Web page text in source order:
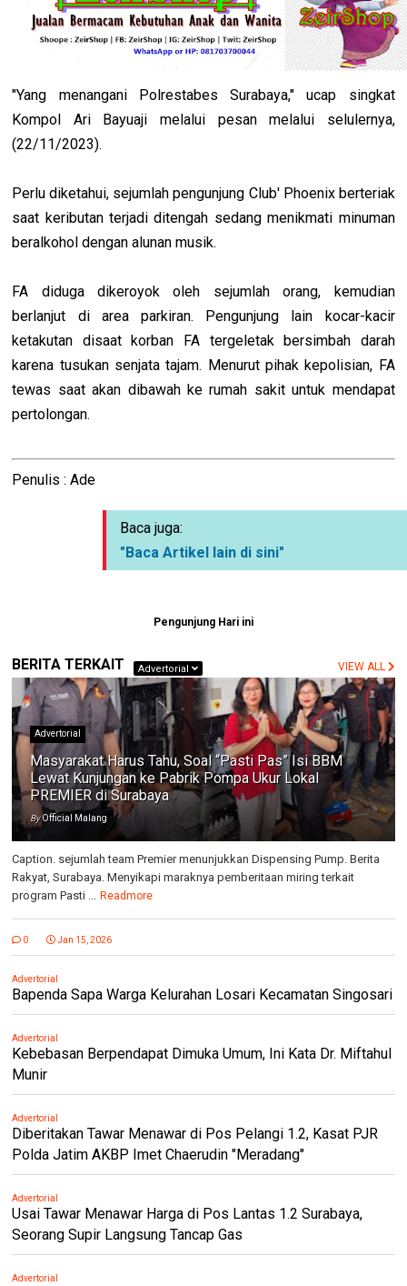
"Yang menangani Polrestabes Surabaya," ucap singkat
Kompol Ari Bayuaji melalui pesan melalui selulernya,
(22/11/2023).
Perlu diketahui, sejumlah pengunjung Club' Phoenix berteriak
saat keributan terjadi ditengah sedang menikmati minuman
beralkohol dengan alunan musik.
FA diduga dikeroyok oleh sejumlah orang, kemudian
berlanjut di area parkiran. Pengunjung lain kocar-kacir
ketakutan disaat korban FA tergeletak bersimbah darah
karena tusukan senjata tajam. Menurut pihak kepolisian, FA
tewas saat akan dibawah ke rumah sakit untuk mendapat
pertolongan.
Penulis : Ade
Baca juga:
"Baca Artikel lain di sini"
Pengunjung Hari ini
BERITA TERKAIT Advertorial VIEW ALL
Advertorial
Masyarakat Harus Tahu, Soal “Pasti Pas” Isi BBM
Lewat Kunjungan ke Pabrik Pompa Ukur Lokal
PREMIER di Surabaya
ByOfficial Malang
Caption. sejumlah team Premier menunjukkan Dispensing Pump. Berita
Rakyat, Surabaya. Menyikapi maraknya pemberitaan miring terkait
program Pasti ... Readmore
0 Jan 15, 2026
Advertorial
Bapenda Sapa Warga Kelurahan Losari Kecamatan Singosari
Advertorial
Kebebasan Berpendapat Dimuka Umum, Ini Kata Dr. Miftahul
Munir
Advertorial
Diberitakan Tawar Menawar di Pos Pelangi 1.2, Kasat PJR
Polda Jatim AKBP Imet Chaerudin "Meradang"
Advertorial
Usai Tawar Menawar Harga di Pos Lantas 1.2 Surabaya,
Seorang Supir Langsung Tancap Gas
Advertorial